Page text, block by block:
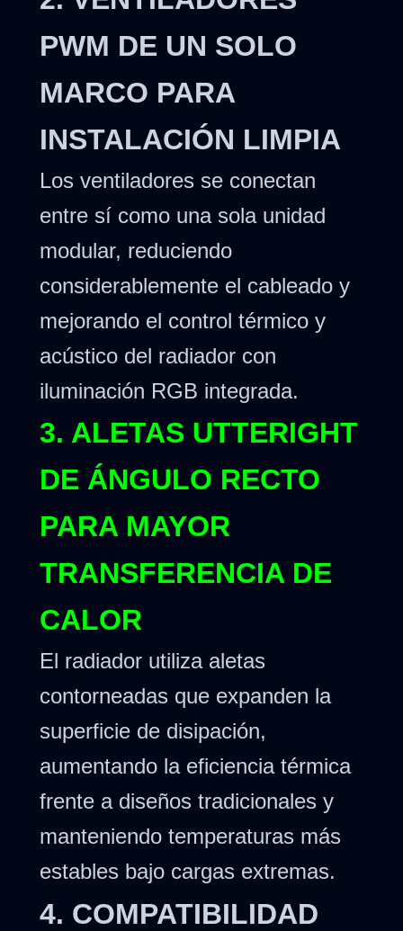
PWM DE UN SOLO
MARCO PARA
INSTALACIÓN LIMPIA
Los ventiladores se conectan
entre sí como una sola unidad
modular, reduciendo
considerablemente el cableado y
mejorando el control térmico y
acústico del radiador con
iluminación RGB integrada.
3. ALETAS UTTERIGHT
DE ÁNGULO RECTO
PARA MAYOR
TRANSFERENCIA DE
CALOR
El radiador utiliza aletas
contorneadas que expanden la
superficie de disipación,
aumentando la eficiencia térmica
frente a diseños tradicionales y
manteniendo temperaturas más
estables bajo cargas extremas.
4. COMPATIBILIDAD